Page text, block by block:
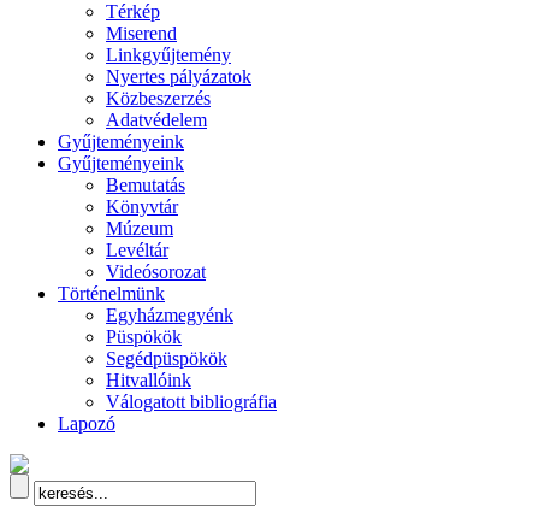
Térkép
Miserend
Linkgyűjtemény
Nyertes pályázatok
Közbeszerzés
Adatvédelem
Gyűjteményeink
Gyűjteményeink
Bemutatás
Könyvtár
Múzeum
Levéltár
Videósorozat
Történelmünk
Egyházmegyénk
Püspökök
Segédpüspökök
Hitvallóink
Válogatott bibliográfia
Lapozó